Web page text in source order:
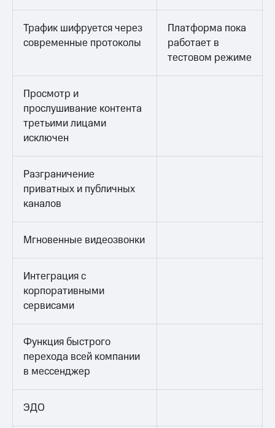
Трафик шифруется через
современные протоколы
Платформа пока
работает в
тестовом режиме
Просмотр и
прослушивание контента
третьими лицами
исключен
Разграничение
приватных и публичных
каналов
Мгновенные видеозвонки
Интеграция с
корпоративными
сервисами
Функция быстрого
перехода всей компании
в мессенджер
ЭДО